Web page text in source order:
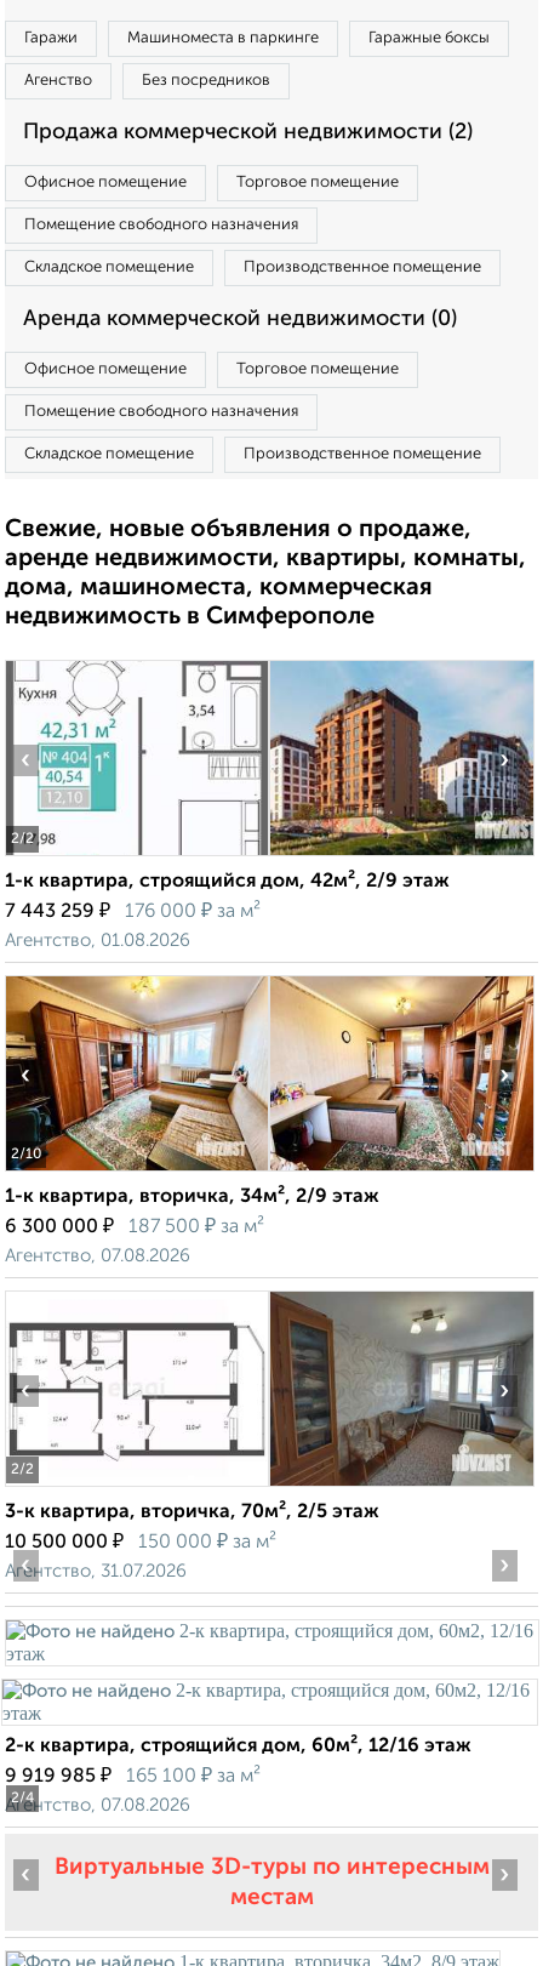
Гаражи Машиноместа в паркинге Гаражные боксы
Агенство Без посредников
Продажа коммерческой недвижимости (2)
Офисное помещение Торговое помещение
Помещение свободного назначения
Складское помещение Производственное помещение
Аренда коммерческой недвижимости (0)
Офисное помещение Торговое помещение
Помещение свободного назначения
Складское помещение Производственное помещение
Свежие, новые объявления о продаже,
аренде недвижимости, квартиры, комнаты,
дома, машиноместа, коммерческая
недвижимость в Симферополе
2/2
‹ ›
1-к квартира, строящийся дом, 42м², 2/9 этаж
7 443 259 ₽ 176 000 ₽ за м²
Агентство, 01.08.2026
2/10
‹ ›
1-к квартира, вторичка, 34м², 2/9 этаж
6 300 000 ₽ 187 500 ₽ за м²
Агентство, 07.08.2026
2/2
‹ ›
3-к квартира, вторичка, 70м², 2/5 этаж
10 500 000 ₽ 150 000 ₽ за м²
Агентство, 31.07.2026
2/4
‹ ›
2-к квартира, строящийся дом, 60м², 12/16 этаж
9 919 985 ₽ 165 100 ₽ за м²
Агентство, 07.08.2026
Виртуальные 3D-туры по интересным
местам
‹ ›